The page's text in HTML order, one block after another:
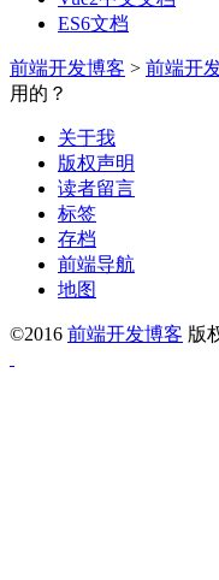
ES6文档
前端开发博客 > 前端开
用的？
关于我
版权声明
读者留言
标签
存档
前端导航
地图
©2016 前端开发博客 版